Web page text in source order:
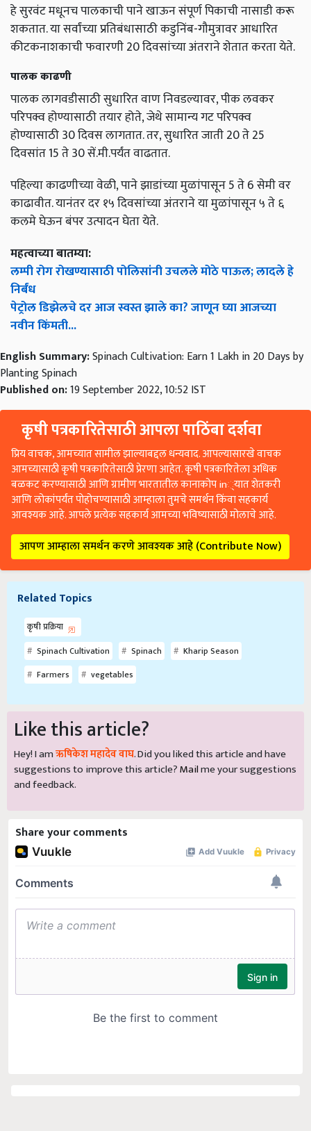
हे सुरवंट मधूनच पालकाची पाने खाऊन संपूर्ण पिकाची नासाडी करू
शकतात. या सर्वांच्या प्रतिबंधासाठी कडुनिंब-गौमुत्रावर आधारित
कीटकनाशकाची फवारणी 20 दिवसांच्या अंतराने शेतात करता येते.
पालक काढणी
पालक लागवडीसाठी सुधारित वाण निवडल्यावर, पीक लवकर
परिपक्व होण्यासाठी तयार होते, जेथे सामान्य गट परिपक्व
होण्यासाठी 30 दिवस लागतात. तर, सुधारित जाती 20 ते 25
दिवसांत 15 ते 30 सें.मी.पर्यंत वाढतात.
पहिल्या काढणीच्या वेळी, पाने झाडांच्या मुळांपासून 5 ते 6 सेमी वर
काढावीत. यानंतर दर १५ दिवसांच्या अंतराने या मुळांपासून ५ ते ६
कलमे घेऊन बंपर उत्पादन घेता येते.
महत्वाच्या बातम्या:
लम्पी रोग रोखण्यासाठी पोलिसांनी उचलले मोठे पाऊल; लादले हे
निर्बंध
पेट्रोल डिझेलचे दर आज स्वस्त झाले का? जाणून घ्या आजच्या
नवीन किंमती...
English Summary:Spinach Cultivation: Earn 1 Lakh in 20 Days by
Planting Spinach
Published on:19 September 2022, 10:52 IST
कृषी पत्रकारितेसाठी आपला पाठिंबा दर्शवा
प्रिय वाचक, आमच्यात सामील झाल्याबद्दल धन्यवाद. आपल्यासारखे वाचक
आमच्यासाठी कृषी पत्रकारितेसाठी प्रेरणा आहेत. कृषी पत्रकारितेला अधिक
बळकट करण्यासाठी आणि ग्रामीण भारतातील कानाकोप in्यात शेतकरी
आणि लोकांपर्यंत पोहोचण्यासाठी आम्हाला तुमचे समर्थन किंवा सहकार्य
आवश्यक आहे. आपले प्रत्येक सहकार्य आमच्या भविष्यासाठी मोलाचे आहे.
आपण आम्हाला समर्थन करणे आवश्यक आहे (Contribute Now)
Related Topics
कृषी प्रक्रिया
Spinach Cultivation
Spinach
Kharip Season
Farmers
vegetables
Like this article?
Hey! I amऋषिकेश महादेव वाघ. Did you liked this article and have
suggestions to improve this article?Mailme your suggestions
and feedback.
Share your comments